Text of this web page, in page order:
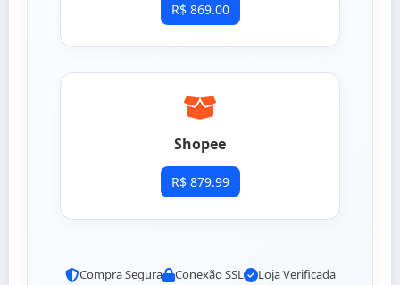
R$ 869.00
Shopee
R$ 879.99
Compra Segura Conexão SSL
Loja Verificada